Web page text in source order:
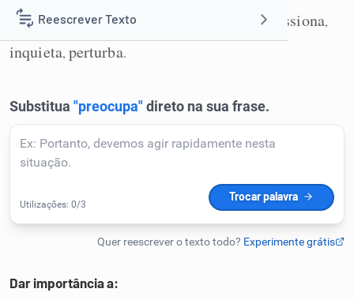
Reescrever Texto
Resumir Texto
Corrigir Texto
Detector de IA
Humanizador de IA
Cata-letras
1 aflige,apoquenta impressiona,
inquieta, perturba.
Dar importância a: